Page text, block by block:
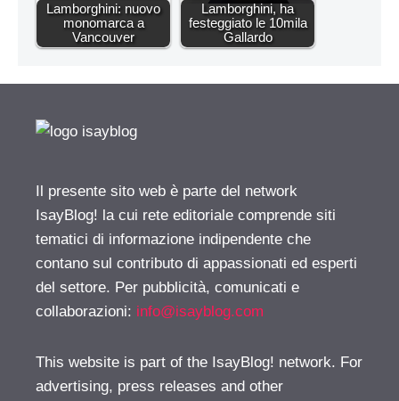
Lamborghini: nuovo
monomarca a
Vancouver
Lamborghini, ha
festeggiato le 10mila
Gallardo
Il presente sito web è parte del network
IsayBlog! la cui rete editoriale comprende siti
tematici di informazione indipendente che
contano sul contributo di appassionati ed esperti
del settore. Per pubblicità, comunicati e
collaborazioni: info@isayblog.com
This website is part of the IsayBlog! network. For
advertising, press releases and other